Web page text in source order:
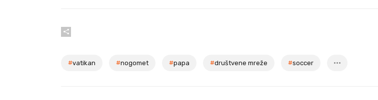
#vatikan #nogomet #papa #društvene mreže #soccer